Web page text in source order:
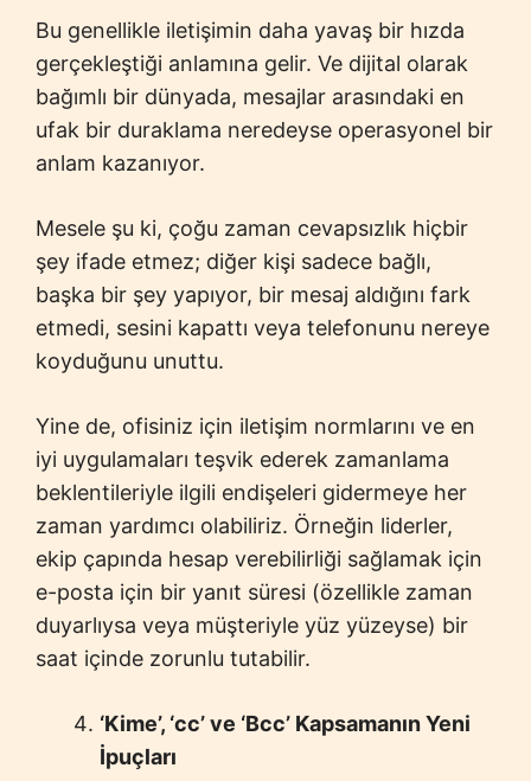
Bu genellikle iletişimin daha yavaş bir hızda
gerçekleştiği anlamına gelir. Ve dijital olarak
bağımlı bir dünyada, mesajlar arasındaki en
ufak bir duraklama neredeyse operasyonel bir
anlam kazanıyor.
Mesele şu ki, çoğu zaman cevapsızlık hiçbir
şey ifade etmez; diğer kişi sadece bağlı,
başka bir şey yapıyor, bir mesaj aldığını fark
etmedi, sesini kapattı veya telefonunu nereye
koyduğunu unuttu.
Yine de, ofisiniz için iletişim normlarını ve en
iyi uygulamaları teşvik ederek zamanlama
beklentileriyle ilgili endişeleri gidermeye her
zaman yardımcı olabiliriz. Örneğin liderler,
ekip çapında hesap verebilirliği sağlamak için
e-posta için bir yanıt süresi (özellikle zaman
duyarlıysa veya müşteriyle yüz yüzeyse) bir
saat içinde zorunlu tutabilir.
‘Kime’, ‘cc’ ve ‘Bcc’ Kapsamanın Yeni
İpuçları